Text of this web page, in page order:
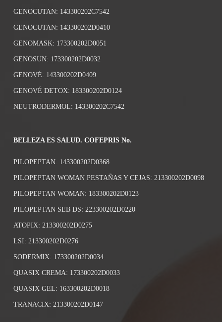
GENOCUTAN: 143300202C7542
GENOCUTAN: 143300202D0410
GENOMASK: 173300202D0051
GENOSUN: 173300202D0032
GENOVÉ: 143300202D0409
GENOVÉ DETOX: 183300202D0124
NEUTRODERMOL: 143300202C7542
BELLEZA ES SALUD. COFEPRIS No.
PILOPEPTAN: 143300202D0368
PILOPEPTAN WOMAN PESTAÑAS Y CEJAS: 213300202D0098
PILOPEPTAN WOMAN: 183300202D0123
PILOPEPTAN SEB DS: 223300202D0220
ATOPIX: 213300202D0275
LSI: 213300202D0276
SODERMIX: 173300202D0034
QUASIX CREMA: 173300202D0033
QUASIX GEL: 163300202D0018
TRANACIX: 213300202D0147